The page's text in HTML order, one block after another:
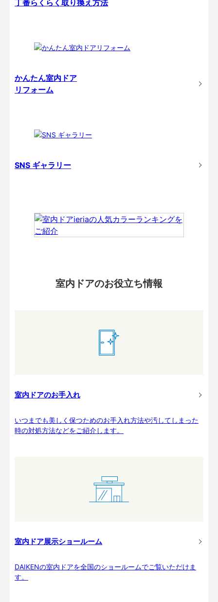
丁番らくらく取り換え方法
かんたん室内ドア
リフォーム
SNS ギャラリー
室内ドアのお役立ち情報
室内ドアのお手入れ
いつまでも美しく保つためのお手入れ方法や汚してしまった
時の対処方法などをご紹介します。
室内ドア展示ショールーム
DAIKENの室内ドアを全国のショールームでご覧いただけま
す。